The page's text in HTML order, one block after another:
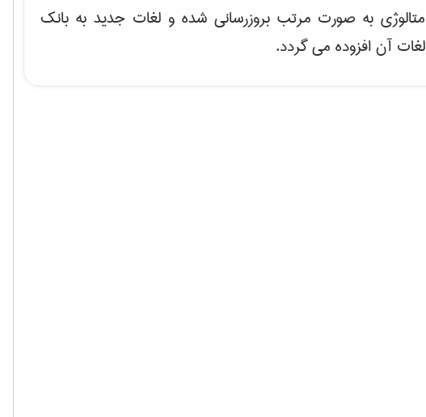
متالوژی به صورت مرتب بروزرسانی شده و لغات جدید به بانک
لغات آن افزوده می گردد.